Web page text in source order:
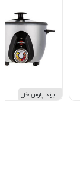
برند پارس خزر